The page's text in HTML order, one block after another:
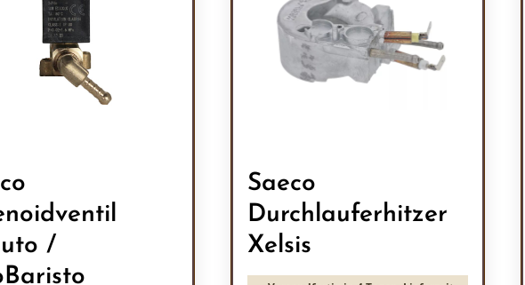
/
Saeco
Durchlauferhitzer
Xelsis